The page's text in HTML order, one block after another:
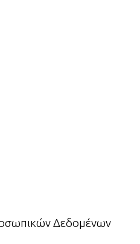
Δεδομένων